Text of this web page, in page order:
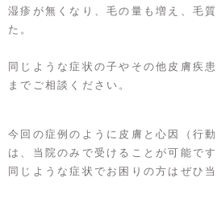
湿疹が無くなり、毛の量も増え、毛
た。
同じような症状の子やその他皮膚疾
までご相談ください。
今回の症例のように皮膚と心因（行
は、当院のみで受けることが可能です
同じような症状でお困りの方はぜひ